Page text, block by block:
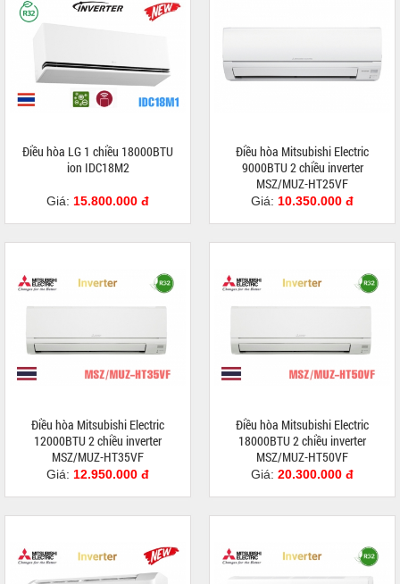
Điều hòa LG 1 chiều 18000BTU
ion IDC18M2
Giá: 15.800.000 đ
Điều hòa Mitsubishi Electric
9000BTU 2 chiều inverter
MSZ/MUZ-HT25VF
Giá: 10.350.000 đ
Điều hòa Mitsubishi Electric
12000BTU 2 chiều inverter
MSZ/MUZ-HT35VF
Giá: 12.950.000 đ
Điều hòa Mitsubishi Electric
18000BTU 2 chiều inverter
MSZ/MUZ-HT50VF
Giá: 20.300.000 đ